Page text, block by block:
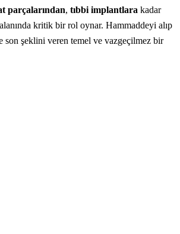
parçalarından, tıbbi implantlara kadar
kritik bir rol oynar. Hammaddeyi alıp
son şeklini veren temel ve vazgeçilmez bir